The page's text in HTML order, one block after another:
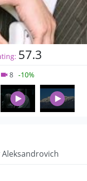
57.3
8 -10%
Aleksandrovich